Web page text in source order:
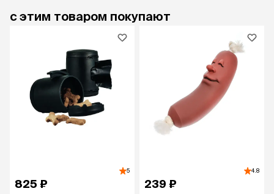
с этим товаром покупают
5
825 ₽
4.8
239 ₽